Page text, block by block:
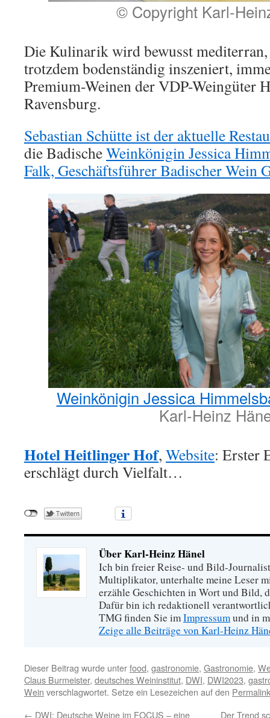
© Copyright Karl-
Die Kulinarik wird bewusst
trotzdem bodenständig inszeniert,
Premium-Weinen der VDP-Weingüter
Ravensburg.
Sebastian Schütte ist der aktuelle
die BadischeWeinkönigin Jessica
Falk, Geschäftsführer Badischer Wein
Weinkönigin Jessica
Karl-Heinz
Hotel Heitlinger Hof, Website: Erster
erschlägt durch Vielfalt…
Über Karl-Heinz Hänel
Ich bin freier Reise- und Bild-
Multiplikator, unterhalte meine Leser
erzähle Geschichten in Wort und Bild,
Dafür bin ich redaktionell
TMG finden Sie imImpressumund in
Zeige alle Beiträge von Karl-Heinz
Dieser Beitrag wurde unterfood, gastronomie, Gastronomie,
Claus Burmeister, deutsches Weininstitut, DWI, DWI2023,
Wein verschlagwortet. Setze ein Lesezeichen auf den Permalink
← DWI: Deutsche Weine im FOCUS – eine Der Trend